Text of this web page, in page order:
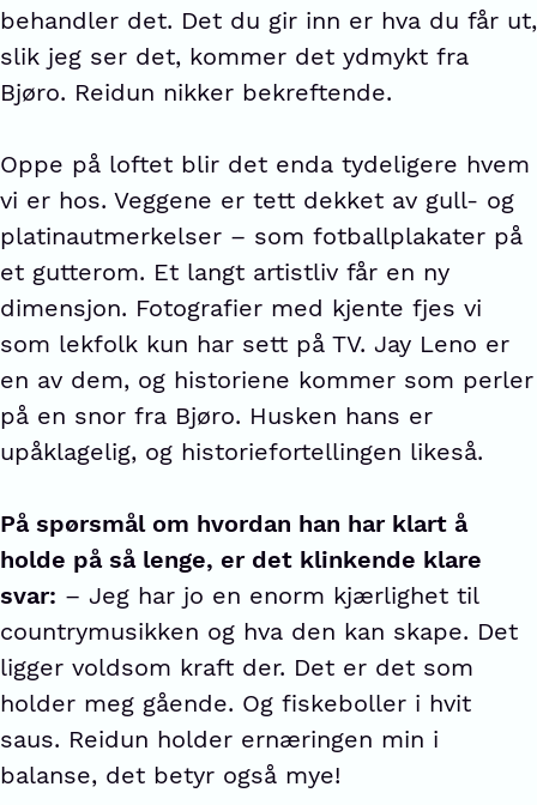
behandler det. Det du gir inn er hva du får ut,
slik jeg ser det, kommer det ydmykt fra
Bjøro. Reidun nikker bekreftende.
Oppe på loftet blir det enda tydeligere hvem
vi er hos. Veggene er tett dekket av gull- og
platinautmerkelser – som fotballplakater på
et gutterom. Et langt artistliv får en ny
dimensjon. Fotografier med kjente fjes vi
som lekfolk kun har sett på TV. Jay Leno er
en av dem, og historiene kommer som perler
på en snor fra Bjøro. Husken hans er
upåklagelig, og historiefortellingen likeså.
På spørsmål om hvordan han har klart å
holde på så lenge, er det klinkende klare
svar: – Jeg har jo en enorm kjærlighet til
countrymusikken og hva den kan skape. Det
ligger voldsom kraft der. Det er det som
holder meg gående. Og fiskeboller i hvit
saus. Reidun holder ernæringen min i
balanse, det betyr også mye!